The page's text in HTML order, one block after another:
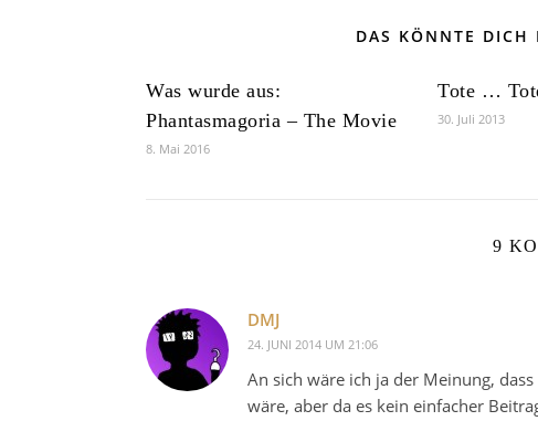
DAS KÖNNTE DICH
Was wurde aus:
Phantasmagoria – The Movie
8. Mai 2016
Tote …
30. Juli 2013
9
DMJ
24. JUNI 2014 UM 21:06
An sich wäre ich ja der Meinung,
wäre, aber da es kein einfacher